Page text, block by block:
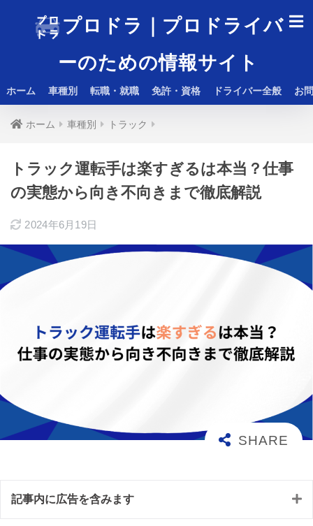
プロドラ｜プロドライバ
ーのための情報サイト
ホーム 車種別 転職・就職 免許・資格 ドライバー全般 お
ホーム 車種別 トラック
トラック運転手は楽すぎるは本当？仕事
の実態から向き不向きまで徹底解説
2024年6月19日
記事内に広告を含みます